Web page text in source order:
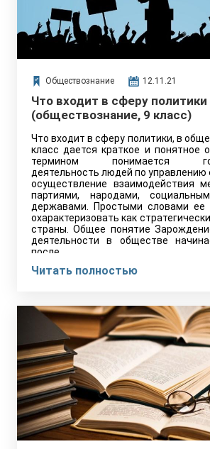
Обществознание 12.11.21
Что входит в сферу политики
(обществознание, 9 класс)
Что входит в сферу политики, в
класс дается краткое и понятное
термином понимается
деятельность людей по
осуществление взаимодействия
партиями, народами,
державами. Простыми словами ее
охарактеризовать как
страны. Общее понятие
деятельности в обществе
после…
Читать полностью